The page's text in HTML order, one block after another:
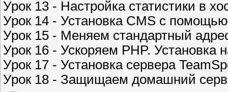
Урок 13 - Настройка статистики в
Урок 14 - Установка CMS с
Урок 15 - Меняем стандартный
Урок 16 - Ускоряем PHP. Установка
Урок 17 - Установка сервера
Урок 18 - Защищаем домашний